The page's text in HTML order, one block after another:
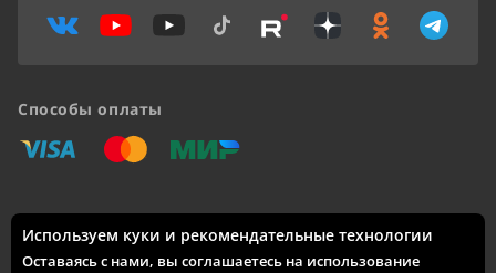
Доставка по России: Москва, Санкт-Петербург, Новосибирск,
Екатеринбург, Казань, Нижний Новгород, Челябинск,
Красноярск, Самара, Уфа, Ростов-на-Дону, Омск, Краснодар,
Способы оплаты
«Виза» «Мастеркард»
«Мир»
Используем куки и рекомендательные технологии
Оставаясь с нами, вы соглашаетесь на использование